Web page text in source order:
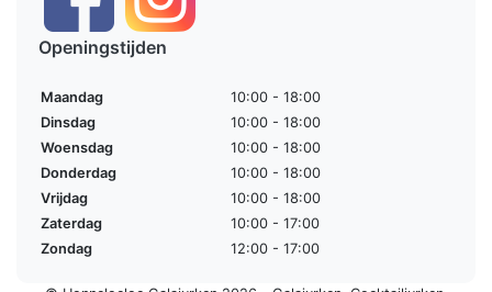
Openingstijden
Maandag
10:00 - 18:00
Dinsdag
10:00 - 18:00
Woensdag
10:00 - 18:00
Donderdag
10:00 - 18:00
Vrijdag
10:00 - 18:00
Zaterdag
10:00 - 17:00
Zondag
12:00 - 17:00